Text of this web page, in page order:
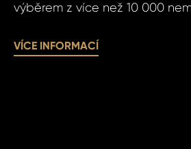
výběrem z více než 10 000
VÍCE INFORMACÍ